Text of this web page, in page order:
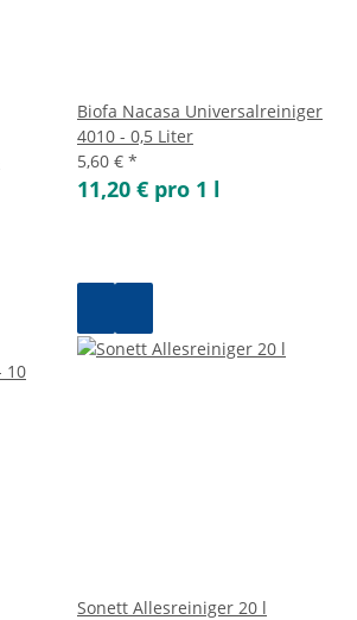
Biofa Nacasa Universalreiniger
4010 - 0,5 Liter
5,60 € *
11,20 € pro 1 l
Sonett Allesreiniger 20 l